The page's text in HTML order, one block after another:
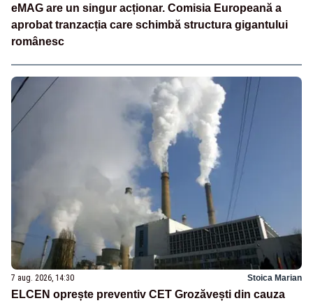
eMAG are un singur acționar. Comisia Europeană a
aprobat tranzacția care schimbă structura gigantului
românesc
7 aug. 2026, 14:30 Stoica Marian
ELCEN oprește preventiv CET Grozăvești din cauza